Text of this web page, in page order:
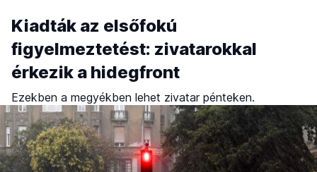
Kiadták az elsőfokú
figyelmeztetést: zivatarokkal
érkezik a hidegfront
Ezekben a megyékben lehet zivatar pénteken.